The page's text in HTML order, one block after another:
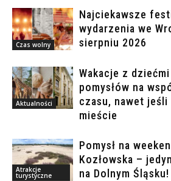
Czas wolny
Najciekawsze
wydarzenia we
sierpniu 2026
Aktualności
Wakacje z
pomysłów na
czasu, nawet
mieście
Atrakcje
turystyczne
Pomysł na
Kozłowska –
na Dolnym Śląsku!